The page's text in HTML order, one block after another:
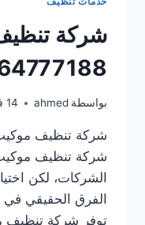
شركة
0564777188 خدمة
بواسطة ahmed 14 فبراير، 2026
شركة تنظيف
شركة تنظيف
الشركات، لكن
الفرق الحقيقي
توفر شركة تنظيف